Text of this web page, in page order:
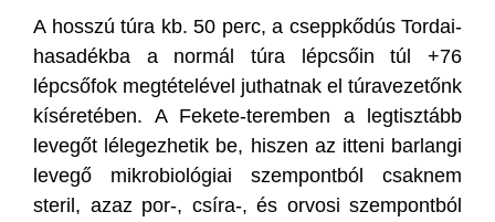
A hosszú túra kb. 50 perc, a cseppkődús Tordai-
hasadékba a normál túra lépcsőin túl +76
lépcsőfok megtételével juthatnak el túravezetőnk
kíséretében. A Fekete-teremben a legtisztább
levegőt lélegezhetik be, hiszen az itteni barlangi
levegő mikrobiológiai szempontból csaknem
steril, azaz por-, csíra-, és orvosi szempontból